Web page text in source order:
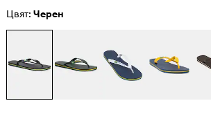
Цвят: черен